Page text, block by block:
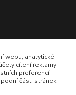
webu, analytické
cílení reklamy
preferencí
části stránek.